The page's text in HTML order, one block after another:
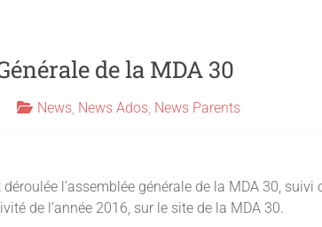
de la MDA 30
News, News Ados, News Parents
l’assemblée générale de la MDA 30, suivi
de l’année 2016, sur le site de la MDA 30.